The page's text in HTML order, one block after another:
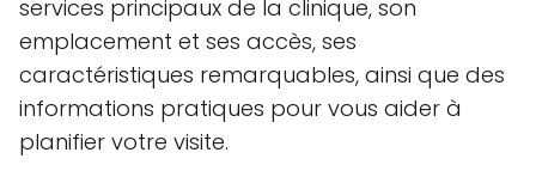
services principaux de la clinique, son
emplacement et ses accès, ses
caractéristiques remarquables, ainsi que des
informations pratiques pour vous aider à
planifier votre visite.